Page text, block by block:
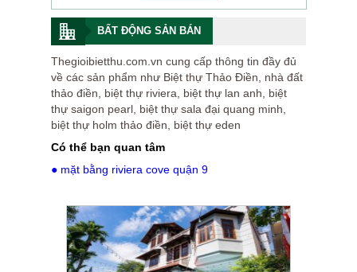
BẤT ĐỘNG SẢN BÁN
Thegioibietthu.com.vn cung cấp thông tin đầy đủ
về các sản phẩm như Biệt thự Thảo Điền, nhà đất
thảo điền, biệt thự riviera, biệt thự lan anh, biệt
thự saigon pearl, biệt thự sala đại quang minh,
biệt thự holm thảo điền, biệt thự eden
Có thể bạn quan tâm
● mặt bằng riviera cove quận 9